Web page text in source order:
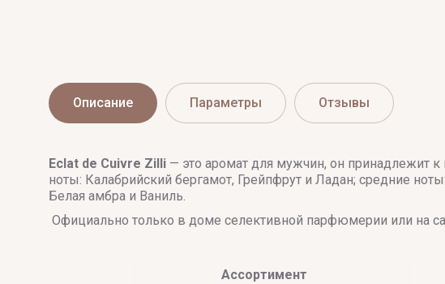
Описание Параметры Отзывы
Eclat de Cuivre Zilli — это аромат для мужчин, он принадлежит
ноты: Калабрийский бергамот, Грейпфрут и Ладан; средние
Белая амбра и Ваниль.
Официально только в доме селективной парфюмерии или на
Ассортимент